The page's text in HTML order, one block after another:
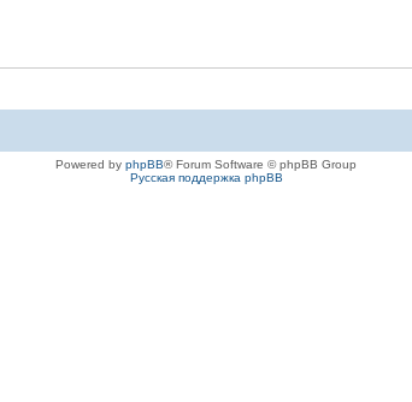
Powered by phpBB® Forum Software © phpBB Group
Русская поддержка phpBB